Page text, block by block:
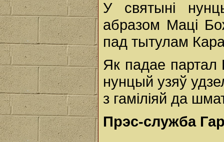
У святыні
абразом Маці
пад тытулам
Як падае партал
нунцый узяў
з гаміліяй да
Прэс-служба